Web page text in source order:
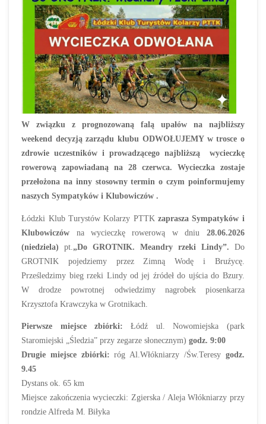
W związku z prognozowaną falą upałów na najbliższy
weekend decyzją zarządu klubu ODWOŁUJEMY w trosce o
zdrowie uczestników i prowadzącego najbliższą wycieczkę
rowerową zapowiadaną na 28 czerwca. Wycieczka zostaje
przełożona na inny stosowny termin o czym poinformujemy
naszych Sympatyków i Klubowiczów .
Łódzki Klub Turystów Kolarzy PTTKzaprasza Sympatyków i
Klubowiczów na wycieczkę rowerową w dniu 28.06.2026
(niedziela) pt. „Do GROTNIK. Meandry rzeki Lindy”. Do
GROTNIK pojedziemy przez Zimną Wodę i Bruźycę.
Prześledzimy bieg rzeki Lindy od jej źródeł do ujścia do Bzury.
W drodze powrotnej odwiedzimy nagrobek piosenkarza
Krzysztofa Krawczyka w Grotnikach.
Pierwsze miejsce zbiórki: Łódź ul. Nowomiejska (park
Staromiejski „Śledzia” przy zegarze słonecznym)godz. 9:00
Drugie miejsce zbiórki: róg Al.Włókniarzy /Św.Teresy godz.
9.45
Dystans ok. 65 km
Miejsce zakończenia wycieczki: Zgierska / Aleja Włókniarzy przy
rondzie Alfreda M. Biłyka